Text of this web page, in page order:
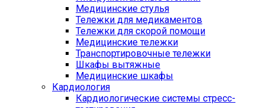
Медицинские стулья
Тележки для медикаментов
Тележки для скорой помощи
Медицинские тележки
Транспортировочные тележки
Шкафы вытяжные
Медицинские шкафы
Кардиология
Кардиологические системы стресс-